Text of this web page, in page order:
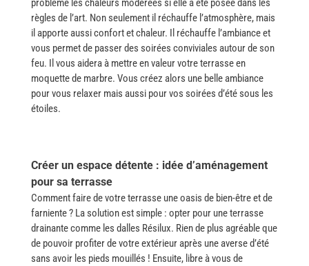
problème les chaleurs modérées si elle a été posée dans les
règles de l’art. Non seulement il réchauffe l’atmosphère, mais
il apporte aussi confort et chaleur. Il réchauffe l’ambiance et
vous permet de passer des soirées conviviales autour de son
feu. Il vous aidera à mettre en valeur votre terrasse en
moquette de marbre. Vous créez alors une belle ambiance
pour vous relaxer mais aussi pour vos soirées d’été sous les ​‍​‌‍​
‍‌étoiles.
Créer un espace détente : idée d’aménagement
pour sa terrasse
Comment​‍​‌‍​‍‌ faire de votre terrasse une oasis de bien-être et de
farniente ? La solution est simple : opter pour une terrasse
drainante comme les dalles Résilux. Rien de plus agréable que
de pouvoir profiter de votre extérieur après une averse d’été
sans avoir les pieds mouillés ! Ensuite, libre à vous de